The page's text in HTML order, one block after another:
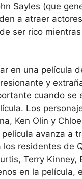
Sayles (que
a atraer
ser rico
en una película
y
cuando se
Los
Ken Olin y
avanza a
los residentes de
Terry Kinney,
en la película,